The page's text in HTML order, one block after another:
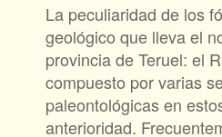
La peculiaridad de los
geológico que lleva el
provincia de Teruel: el
compuesto por varias
paleontológicas en
anterioridad.